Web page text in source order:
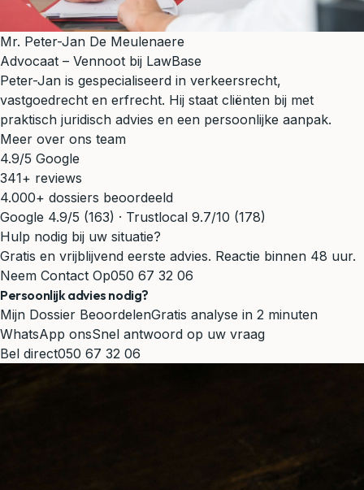
Mr. Peter-Jan De Meulenaere
Advocaat – Vennoot bij LawBase
Peter-Jan is gespecialiseerd in verkeersrecht,
vastgoedrecht en erfrecht. Hij staat cliënten bij met
praktisch juridisch advies en een persoonlijke aanpak.
Meer over ons team
4.9/5 Google
341+ reviews
4.000+ dossiers beoordeeld
Google 4.9/5 (163) · Trustlocal 9.7/10 (178)
Hulp nodig bij uw situatie?
Gratis en vrijblijvend eerste advies. Reactie binnen 48 uur.
Neem Contact Op050 67 32 06
Persoonlijk advies nodig?
Mijn Dossier BeoordelenGratis analyse in 2 minuten
WhatsApp onsSnel antwoord op uw vraag
Bel direct050 67 32 06